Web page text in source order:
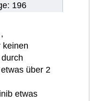
196
keinen
über 2
etwas